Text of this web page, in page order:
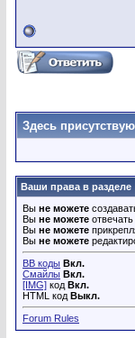
Здесь
Ваши права в разделе
Вы не можете
Вы не можете
Вы не можете
Вы не можете
BB коды Вкл.
Смайлы Вкл.
[IMG] код Вкл.
HTML код Выкл.
Forum Rules